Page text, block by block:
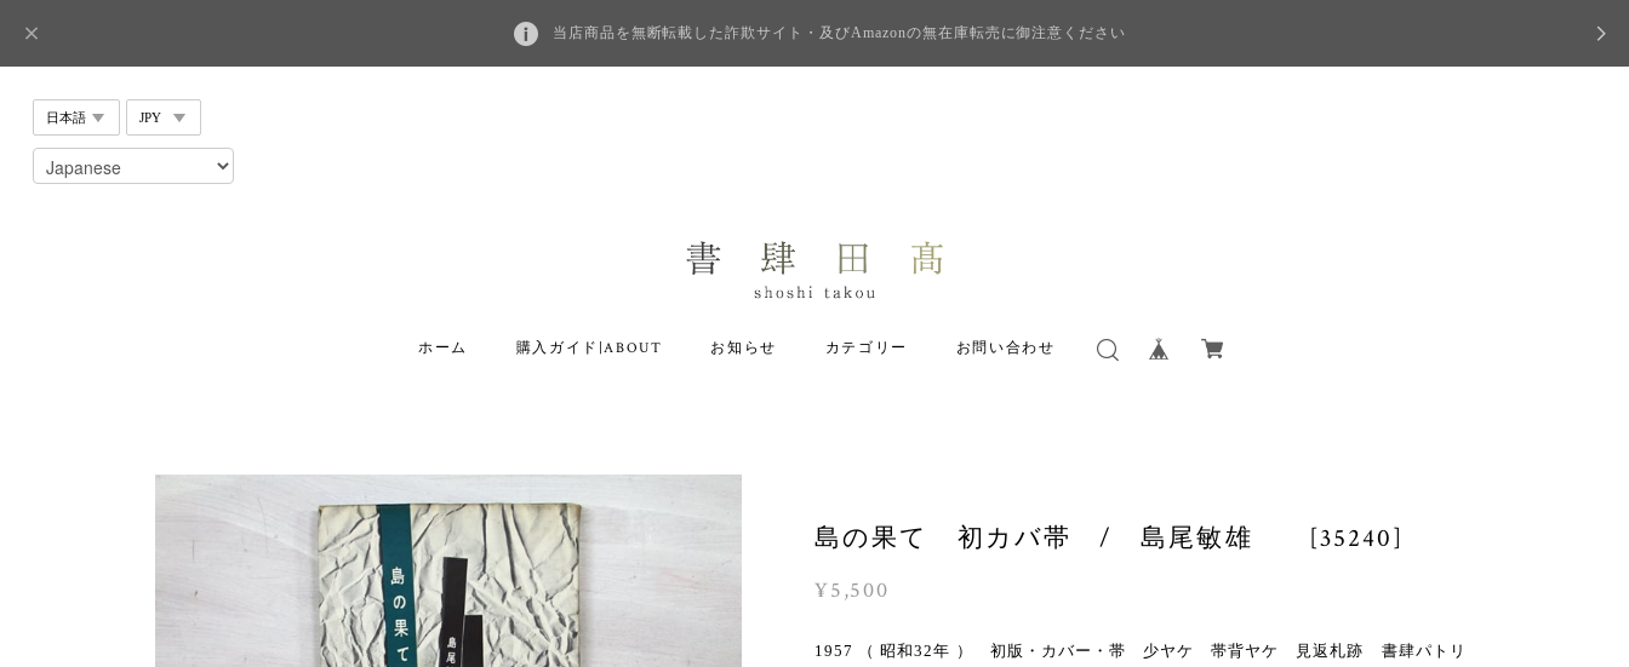
当店商品を無断転載した詐欺サイト・及びAmazonの無在庫転売に御注意ください
ホーム 購入ガイド|ABOUT お知らせ カテゴリー お問い合わせ
島の果て 初カバ帯 / 島尾敏雄 [35240]
¥5,500
1957 （ 昭和32年 ） 初版・カバー・帯 少ヤケ 帯背ヤケ 見返札跡 書肆パトリ